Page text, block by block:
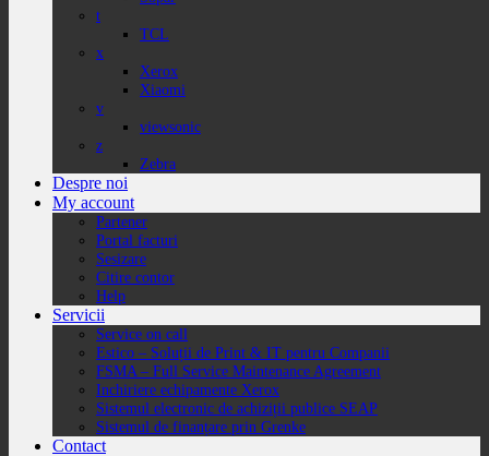
t
TCL
x
Xerox
Xiaomi
v
viewsonic
z
Zebra
Despre noi
My account
Partener
Portal facturi
Sesizare
Citire contor
Help
Servicii
Service on call
Estico – Soluții de Print & IT pentru Companii
FSMA – Full Service Maintenance Agreement
Inchiriere echipamente Xerox
Sistemul electronic de achiziții publice SEAP
Sistemul de finanțare prin Grenke
Contact